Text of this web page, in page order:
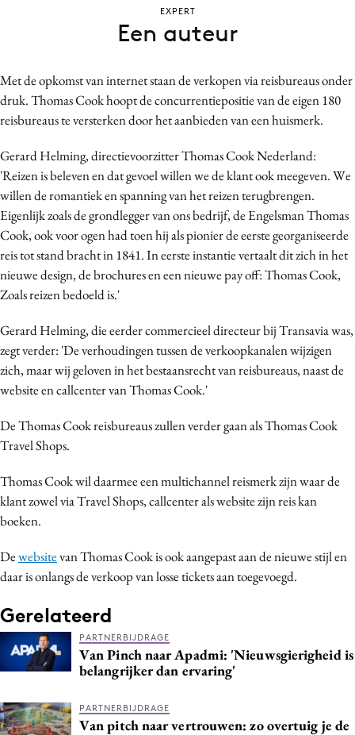
Contentmarketing
Craft
Data & Insights
Design
Digital transformation
Diversiteit
Effectiviteit
Gedragsverandering
Influencer marketing
Interne communicatie
Martech
Media
Merkstrategie
PR
Programmatic
Reputatie & crisis
Met de opkomst van internet staan de verkopen via reisbureaus onder
druk. Thomas Cook hoopt de concurrentiepositie van de eigen 180
reisbureaus te versterken door het aanbieden van een huismerk.
Gerard Helming, directievoorzitter Thomas Cook Nederland:
'Reizen is beleven en dat gevoel willen we de klant ook meegeven. We
willen de romantiek en spanning van het reizen terugbrengen.
Eigenlijk zoals de grondlegger van ons bedrijf, de Engelsman Thomas
Cook, ook voor ogen had toen hij als pionier de eerste georganiseerde
reis tot stand bracht in 1841. In eerste instantie vertaalt dit zich in het
nieuwe design, de brochures en een nieuwe pay off: Thomas Cook,
Zoals reizen bedoeld is.'
Gerard Helming, die eerder commercieel directeur bij Transavia was,
zegt verder: 'De verhoudingen tussen de verkoopkanalen wijzigen
zich, maar wij geloven in het bestaansrecht van reisbureaus, naast de
website en callcenter van Thomas Cook.'
De Thomas Cook reisbureaus zullen verder gaan als Thomas Cook
Travel Shops.
Thomas Cook wil daarmee een multichannel reismerk zijn waar de
klant zowel via Travel Shops, callcenter als website zijn reis kan
boeken.
Dewebsitevan Thomas Cook is ook aangepast aan de nieuwe stijl en
daar is onlangs de verkoop van losse tickets aan toegevoegd.
Gerelateerd
PARTNERBIJDRAGE
Van Pinch naar Apadmi: 'Nieuwsgierigheid is
belangrijker dan ervaring'
PARTNERBIJDRAGE
Van pitch naar vertrouwen: zo overtuig je de
EXPERT
Een auteur